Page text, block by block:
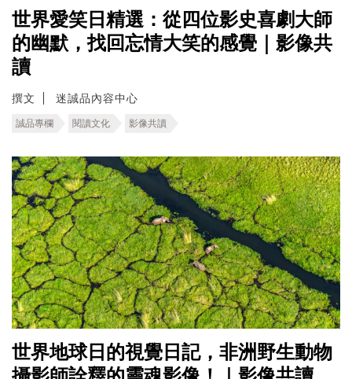
世界愛笑日精選：從四位影史喜劇大師
的幽默，找回忘情大笑的感覺｜影像共
讀
撰文 迷誠品內容中心
誠品專欄 閱讀文化 影像共讀
世界地球日的視覺日記，非洲野生動物